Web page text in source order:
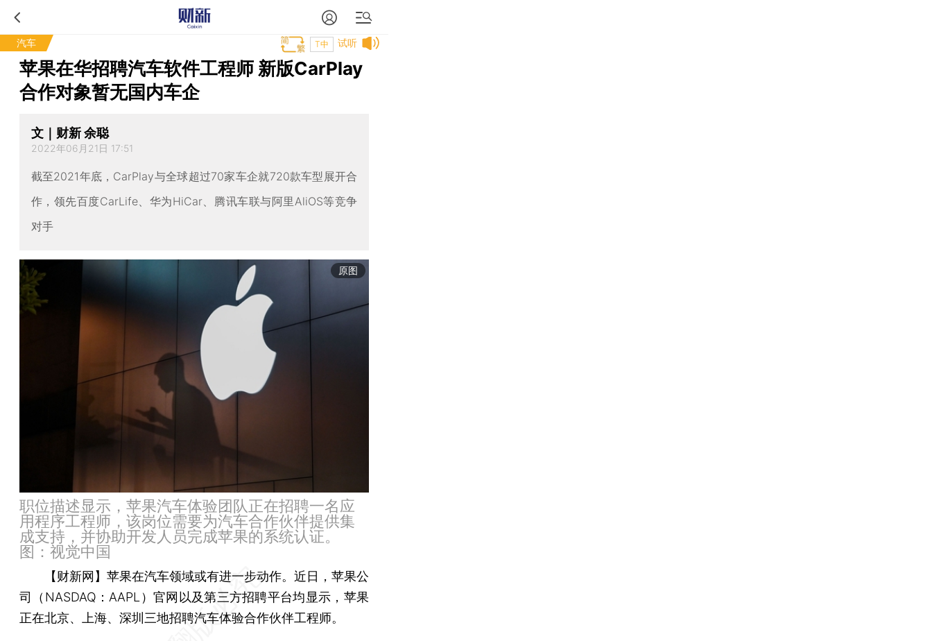
汽车 试听
T中
苹果在华招聘汽车软件工程师 新版CarPlay
合作对象暂无国内车企
文｜财新 余聪
2022年06月21日 17:51
截至2021年底，CarPlay与全球超过70家车企就720款车型展开合
作，领先百度CarLife、华为HiCar、腾讯车联与阿里AliOS等竞争
对手
原图
职位描述显示，苹果汽车体验团队正在招聘一名应
用程序工程师，该岗位需要为汽车合作伙伴提供集
成支持，并协助开发人员完成苹果的系统认证。
图：视觉中国
【财新网】 苹果在汽车领域或有进一步动作。近日，苹果公
司（NASDAQ：AAPL）官网以及第三方招聘平台均显示，苹果
正在北京、上海、深圳三地招聘汽车体验合作伙伴工程师。